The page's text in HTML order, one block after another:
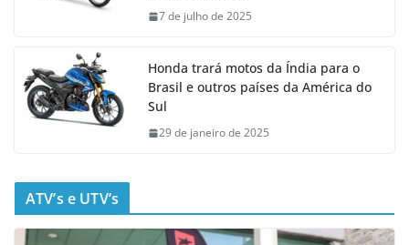
7 de julho de 2025
Honda trará motos da Índia para o
Brasil e outros países da América do
Sul
29 de janeiro de 2025
ATV’s e UTV’s